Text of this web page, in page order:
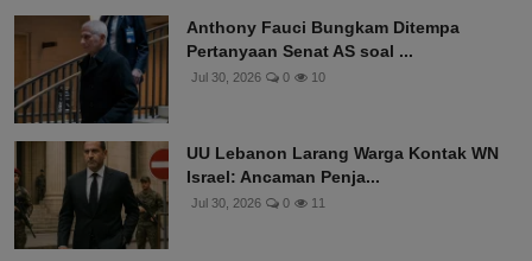
Anthony Fauci Bungkam Ditempa
Pertanyaan Senat AS soal ...
Jul 30, 2026 0 10
UU Lebanon Larang Warga Kontak WN
Israel: Ancaman Penja...
Jul 30, 2026 0 11